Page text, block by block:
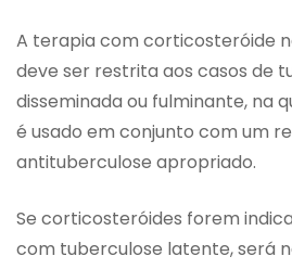
A terapia com corticosteróide
deve ser restrita aos casos de
disseminada ou fulminante, na
é usado em conjunto com um
antituberculose apropriado.
Se corticosteróides forem
com tuberculose latente, será